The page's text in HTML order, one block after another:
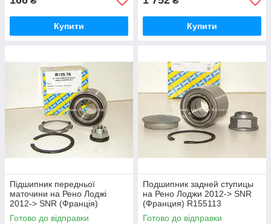
Купити Купити
Підшипник передньої
маточини на Рено Лоджі
2012-> SNR (Франція)
R15576
Готово до відправки
Подшипник задней ступицы
на Рено Лоджи 2012-> SNR
(Франция) R155113
Готово до відправки